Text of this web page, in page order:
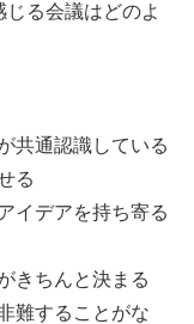
る会議はどのよ
共通認識している
る
イデアを持ち寄る
きちんと決まる
難することがな